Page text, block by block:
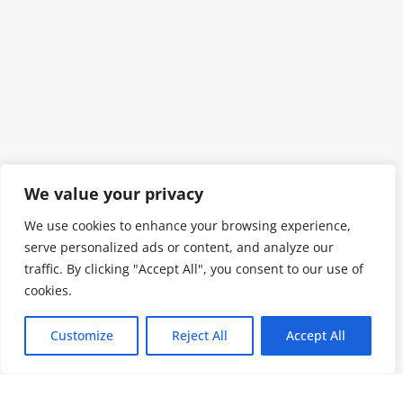
We value your privacy
We use cookies to enhance your browsing experience,
serve personalized ads or content, and analyze our
traffic. By clicking "Accept All", you consent to our use of
cookies.
Customize Reject All Accept All